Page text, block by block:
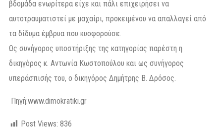
βδομάδα ενωρίτερα είχε και πάλι επιχειρήσει να
αυτοτραυματιστεί με μαχαίρι, προκειμένου να απαλλαγεί από
τα δίδυμα έμβρυα που κυοφορούσε.
Ως συνήγορος υποστήριξης της κατηγορίας παρέστη η
δικηγόρος κ. Αντωνία Κωστοπούλου και ως συνήγορος
υπεράσπισής του, ο δικηγόρος Δημήτρης Β. Δρόσος.
Πηγή:www.dimokratiki.gr
Post Views: 836